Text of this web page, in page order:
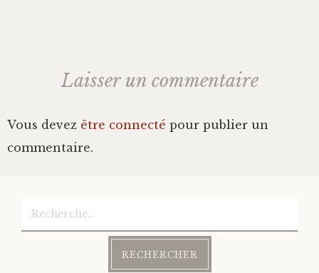
EmotionsLaisser un commentaire
Vous devez être connecté pour publier un
commentaire.